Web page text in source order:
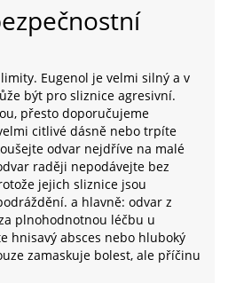
Eugenol je velmi silný a v
být pro sliznice agresivní.
přesto doporučujeme
citlivé dásně nebo trpíte
odvar nejdříve na malé
raději nepodávejte bez
jejich sliznice jsou
a hlavně: odvar z
plnohodnotnou léčbu u
hnisavý absces nebo hluboký
zamaskuje bolest, ale příčinu